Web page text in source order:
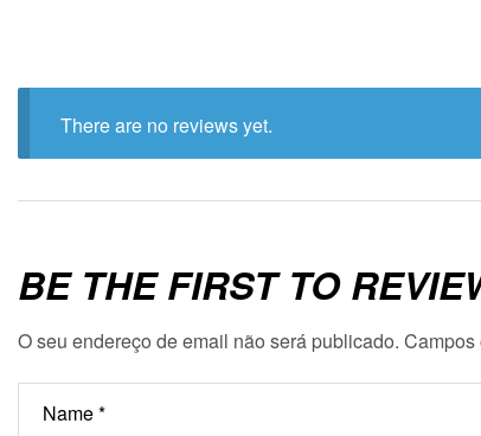
There are no reviews yet.
BE THE FIRST TO
O seu endereço de email não será publicado. Campos